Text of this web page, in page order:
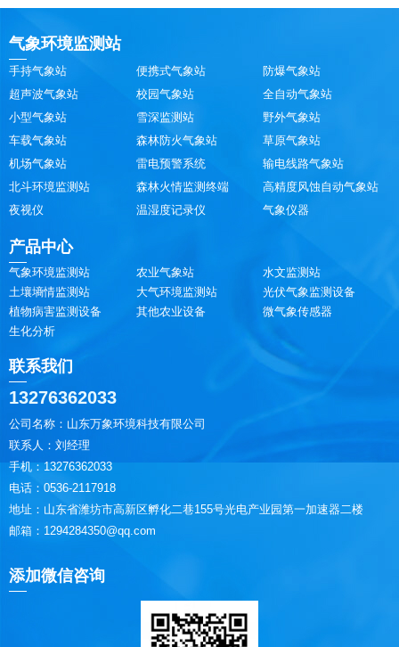
气象环境监测站
手持气象站 便携式气象站
防爆气象站
超声波气象站
校园气象站
全自动气象站
小型气象站
雪深监测站
野外气象站
车载气象站
森林防火气象站
草原气象站
机场气象站
雷电预警系统
输电线路气象站
北斗环境监测站
森林火情监测终端
高精度风蚀自动气象站
夜视仪
温湿度记录仪 气象仪器
产品中心
气象环境监测站 农业气象站
水文监测站
土壤墒情监测站
大气环境监测站
光伏气象监测设备
植物病害监测设备
其他农业设备
微气象传感器
生化分析
联系我们
13276362033
公司名称：山东万象环境科技有限公司
联系人：刘经理
手机：13276362033
电话：0536-2117918
地址：山东省潍坊市高新区孵化二巷155号光电产业园第一加速器二楼
邮箱：1294284350@qq.com
添加微信咨询